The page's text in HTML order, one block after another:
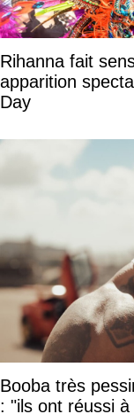
Rihanna fait
apparition
Day
Booba très
: "ils ont réussi